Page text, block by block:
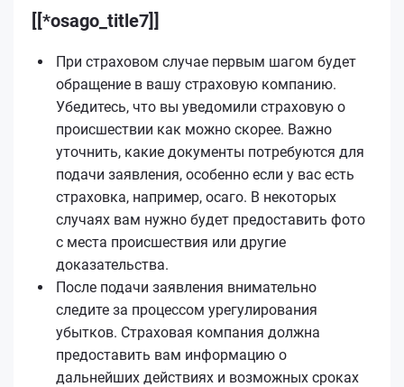
[[*osago_title7]]
При страховом случае первым шагом будет
обращение в вашу страховую компанию.
Убедитесь, что вы уведомили страховую о
происшествии как можно скорее. Важно
уточнить, какие документы потребуются для
подачи заявления, особенно если у вас есть
страховка, например, осаго. В некоторых
случаях вам нужно будет предоставить фото
с места происшествия или другие
доказательства.
После подачи заявления внимательно
следите за процессом урегулирования
убытков. Страховая компания должна
предоставить вам информацию о
дальнейших действиях и возможных сроках